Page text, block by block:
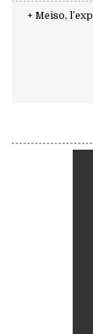
+ Meiso,